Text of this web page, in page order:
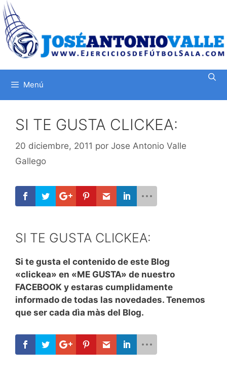
Saltar
al
contenido
Menú
SI TE GUSTA CLICKEA:
20 diciembre, 2011 por Jose Antonio Valle
Gallego
SI TE GUSTA CLICKEA:
Si te gusta el contenido de este Blog
«clickea» en «ME GUSTA» de nuestro
FACEBOOK y estaras cumplidamente
informado de todas las novedades. Tenemos
que ser cada dìa màs del Blog.